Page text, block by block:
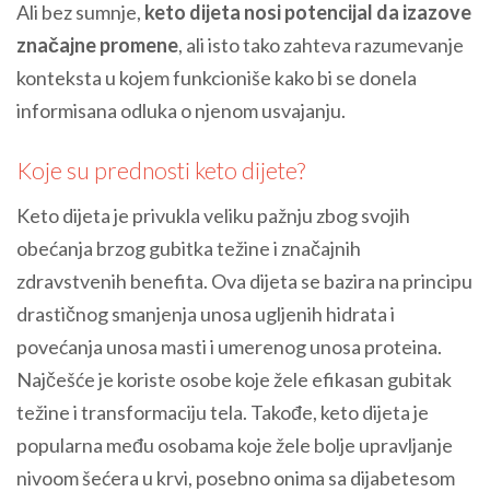
Ali bez sumnje, keto dijeta nosi potencijal da izazove
značajne promene, ali isto tako zahteva razumevanje
konteksta u kojem funkcioniše kako bi se donela
informisana odluka o njenom usvajanju.
Koje su prednosti keto dijete?
Keto dijeta je privukla veliku pažnju zbog svojih
obećanja brzog gubitka težine i značajnih
zdravstvenih benefita. Ova dijeta se bazira na principu
drastičnog smanjenja unosa ugljenih hidrata i
povećanja unosa masti i umerenog unosa proteina.
Najčešće je koriste osobe koje žele efikasan gubitak
težine i transformaciju tela. Takođe, keto dijeta je
popularna među osobama koje žele bolje upravljanje
nivoom šećera u krvi, posebno onima sa dijabetesom